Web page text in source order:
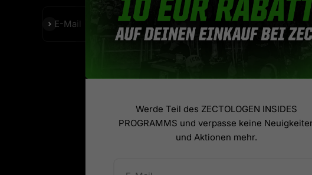
Werde Teil des ZECTOLOGEN INSIDES
PROGRAMMS und verpasse keine
und Aktionen mehr.
E-Mail
Abonnieren